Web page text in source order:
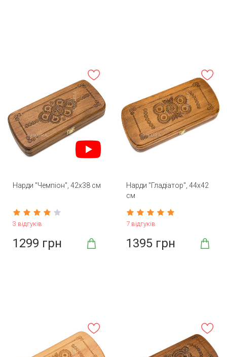
Нарди "Чемпіон", 42х38 см
3 відгуків
1299 грн
Нарди "Гладіатор", 44х42
см
7 відгуків
1395 грн